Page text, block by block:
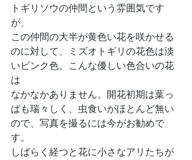
トギリソウの仲間という雰囲気です
が、
この仲間の大半が黄色い花を咲かせる
のに対して、ミズオトギリの花色は淡
いピンク色。こんな優しい色合いの花
は
なかなかありません。開花初期は葉っ
ぱも瑞々しく、虫食いがほとんど無い
ので、写真を撮るには今がお勧めで
す。
しばらく経つと花に小さなアリたちが